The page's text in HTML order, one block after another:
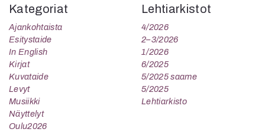
Kategoriat
Ajankohtaista
Esitystaide
In English
Kirjat
Kuvataide
Levyt
Musiikki
Näyttelyt
Oulu2026
Lehtiarkistot
4/2026
2–3/2026
1/2026
6/2025
5/2025 saame
5/2025
Lehtiarkisto